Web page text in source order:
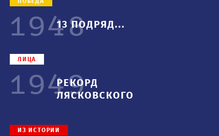
194813 ПОДРЯД...
ЛИЦА
1949
РЕКОРД
ЛЯСКОВСКОГО
ИЗ ИСТОРИИ